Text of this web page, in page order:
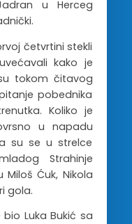
u Herceg
četvrtini stekli
kako je
tokom čitavog
pobednika
Koliko je
u napadu
su se u strelce
Strahinje
Ćuk, Nikola
gola.
Luka Bukić sa